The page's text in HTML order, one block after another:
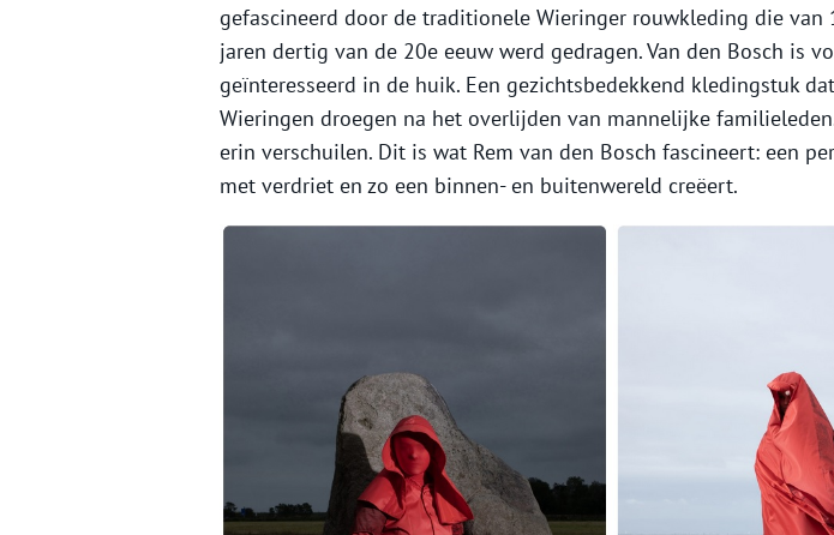
gefascineerd door de traditionele Wieringer rouwkleding die van
jaren dertig van de 20e eeuw werd gedragen. Van den Bosch is
geïnteresseerd in de huik. Een gezichtsbedekkend kledingstuk
Wieringen droegen na het overlijden van mannelijke
erin verschuilen. Dit is wat Rem van den Bosch fascineert: een
met verdriet en zo een binnen- en buitenwereld creëert.